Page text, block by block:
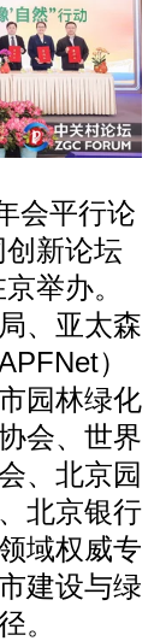
会平行论
创新论坛
举办。
、亚太森
）
园林绿化
会、世界
、北京园
北京银行
域权威专
建设与绿
。